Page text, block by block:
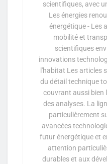
scientifiques, avec
Les énergies
énergétique - Les
mobilité et
scientifiques
innovations
l'habitat Les articles
du détail technique
couvrant aussi bien
des analyses. La
particulièrement
avancées
futur énergétique et
attention
durables et aux